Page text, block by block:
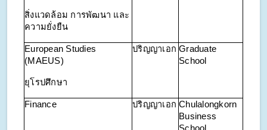
สิ่งแวดล้อม การพัฒนา และ
ความยั่งยืน
European Studies
(MAEUS)
ยุโรปศึกษา
ปริญญาเอก Graduate
School
Finance ปริญญาเอก Chulalongkorn
Business